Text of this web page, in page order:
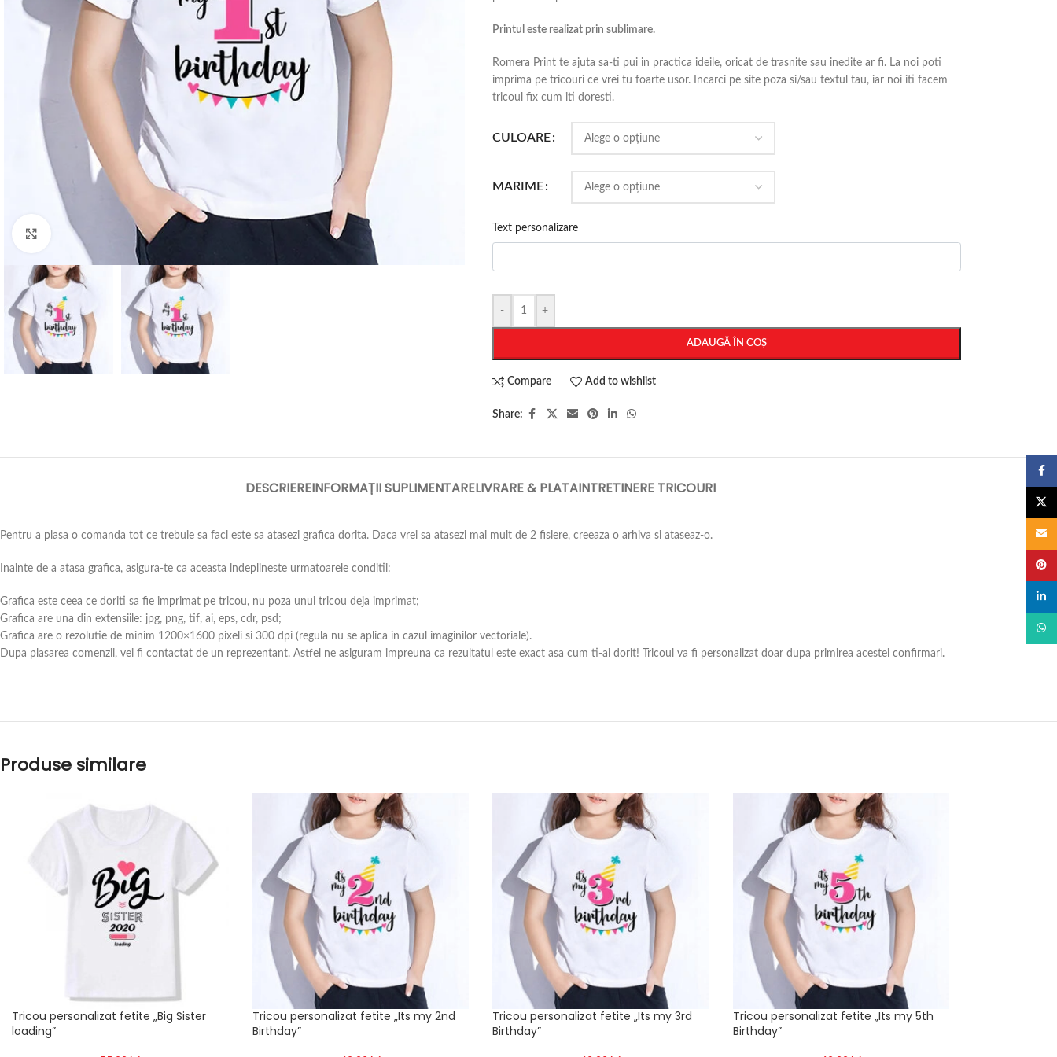
Click to enlarge
Printul este realizat prin sublimare.
Romera Print te ajuta sa-ti pui in practica ideile, oricat de trasnite sau inedite ar fi. La noi poti
imprima pe tricouri ce vrei tu foarte usor. Incarci pe site poza si/sau textul tau, iar noi iti facem
tricoul fix cum iti doresti.
CULOARE
MARIME
Text personalizare
- +
ADAUGĂ ÎN COȘ
Compare Add to wishlist
Share:
DESCRIEREINFORMAȚII SUPLIMENTARELIVRARE & PLATAINTRETINERE TRICOURI
Pentru a plasa o comanda tot ce trebuie sa faci este sa atasezi grafica dorita. Daca vrei sa atasezi mai mult de 2 fisiere, creeaza o arhiva si ataseaz-o.
Inainte de a atasa grafica, asigura-te ca aceasta indeplineste urmatoarele conditii:
Grafica este ceea ce doriti sa fie imprimat pe tricou, nu poza unui tricou deja imprimat;
Grafica are una din extensiile: jpg, png, tif, ai, eps, cdr, psd;
Grafica are o rezolutie de minim 1200×1600 pixeli si 300 dpi (regula nu se aplica in cazul imaginilor vectoriale).
Dupa plasarea comenzii, vei fi contactat de un reprezentant. Astfel ne asiguram impreuna ca rezultatul este exact asa cum ti-ai dorit! Tricoul va fi personalizat doar dupa primirea acestei confirmari.
Produse similare
Tricou personalizat fetite „Big Sister
loading”
Tricou personalizat fetite „Its my 2nd
Birthday”
Tricou personalizat fetite „Its my 3rd
Birthday”
Tricou personalizat fetite „Its my 5th
Birthday”
Email